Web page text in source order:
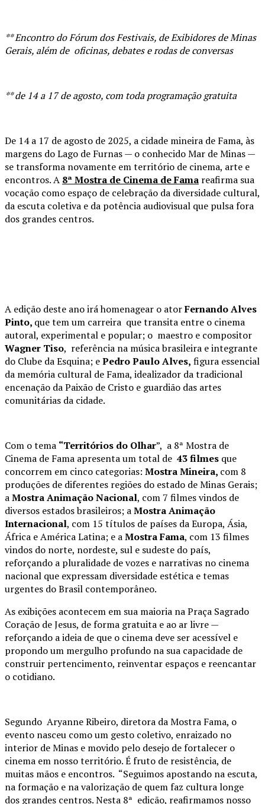
** Encontro do Fórum dos Festivais, de Exibidores de Minas
Gerais, além de oficinas, debates e rodas de conversas
** de 14 a 17 de agosto, com toda programação gratuita
De 14 a 17 de agosto de 2025, a cidade mineira de Fama, às
margens do Lago de Furnas — o conhecido Mar de Minas —
se transforma novamente em território de cinema, arte e
encontros. A 8ª Mostra de Cinema de Fama reafirma sua
vocação como espaço de celebração da diversidade cultural,
da escuta coletiva e da potência audiovisual que pulsa fora
dos grandes centros.
A edição deste ano irá homenagear o atorFernando Alves
Pinto, que tem um carreira que transita entre o cinema
autoral, experimental e popular; o maestro e compositor
Wagner Tiso, referência na música brasileira e integrante
do Clube da Esquina; ePedro Paulo Alves, figura essencial
da memória cultural de Fama, idealizador da tradicional
encenação da Paixão de Cristo e guardião das artes
comunitárias da cidade.
Com o tema “Territórios do Olhar”, a 8ª Mostra de
Cinema de Fama apresenta um total de 43 filmes que
concorrem em cinco categorias: Mostra Mineira, com 8
produções de diferentes regiões do estado de Minas Gerais;
aMostra Animação Nacional, com 7 filmes vindos de
diversos estados brasileiros; aMostra Animação
Internacional, com 15 títulos de países da Europa, Ásia,
África e América Latina; e aMostra Fama, com 13 filmes
vindos do norte, nordeste, sul e sudeste do país,
reforçando a pluralidade de vozes e narrativas no cinema
nacional que expressam diversidade estética e temas
urgentes do Brasil contemporâneo.
As exibições acontecem em sua maioria na Praça Sagrado
Coração de Jesus, de forma gratuita e ao ar livre —
reforçando a ideia de que o cinema deve ser acessível e
propondo um mergulho profundo na sua capacidade de
construir pertencimento, reinventar espaços e reencantar
o cotidiano.
Segundo Aryanne Ribeiro, diretora da Mostra Fama, o
evento nasceu como um gesto coletivo, enraizado no
interior de Minas e movido pelo desejo de fortalecer o
cinema em nosso território. É fruto de resistência, de
muitas mãos e encontros. “Seguimos apostando na escuta,
na formação e na valorização de quem faz cultura longe
dos grandes centros. Nesta 8ª edição, reafirmamos nosso